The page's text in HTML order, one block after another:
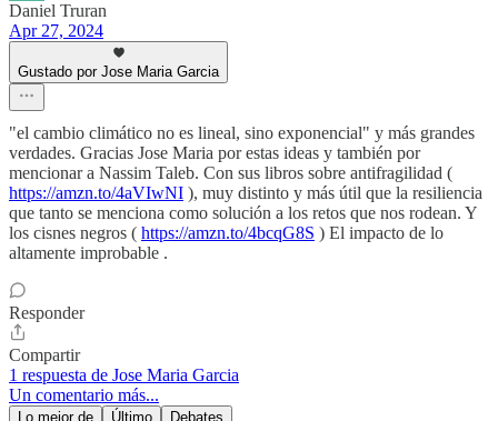
Daniel Truran
Apr 27, 2024
Gustado por Jose Maria Garcia
"el cambio climático no es lineal, sino exponencial" y más grandes
verdades. Gracias Jose Maria por estas ideas y también por
mencionar a Nassim Taleb. Con sus libros sobre antifragilidad (
https://amzn.to/4aVIwNI ), muy distinto y más útil que la resiliencia
que tanto se menciona como solución a los retos que nos rodean. Y
los cisnes negros ( https://amzn.to/4bcqG8S ) El impacto de lo
altamente improbable .
Responder
Compartir
1 respuesta de Jose Maria Garcia
Un comentario más...
Lo mejor de Último Debates